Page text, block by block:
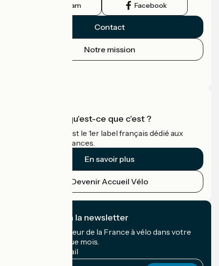
Instagram Facebook
Contact
Notre mission
Accueil Vélo qu'est-ce que c'est ?
Accueil Vélo c'est le 1er label français dédié aux
cyclistes en vacances.
En savoir plus
Devenir Accueil Vélo
Je m'abonne à la newsletter
Recevez le meilleur de la France à vélo dans votre
boîte mail chaque mois.
Mon adresse mail